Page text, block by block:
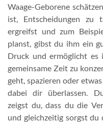
Waage-Geborene
ist, Entscheidungen
ergreifst und zum
planst, gibst du ihm ein
Druck und ermöglicht es
gemeinsame Zeit zu
geht, spazieren oder
dabei dir überlassen.
zeigst du, dass du die
und gleichzeitig sorgst du